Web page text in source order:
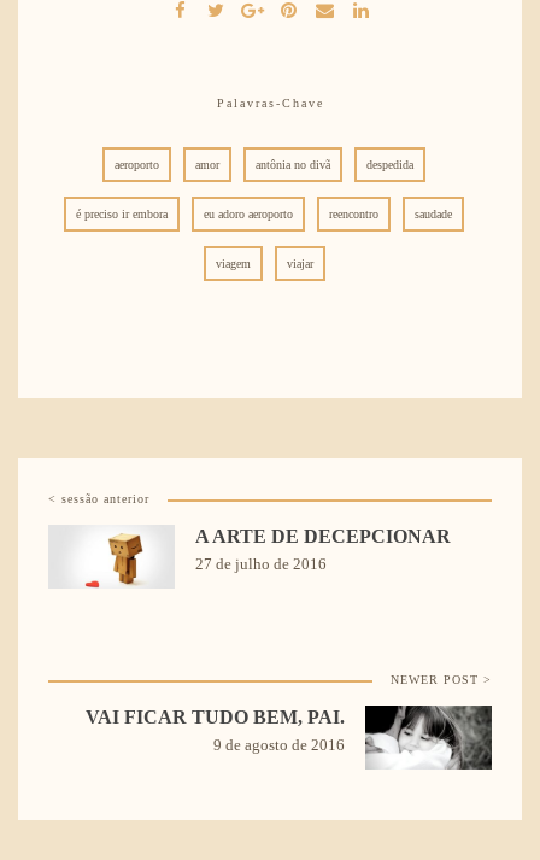
Palavras-Chave
aeroporto amor antônia no divã despedida
é preciso ir embora eu adoro aeroporto reencontro saudade
viagem viajar
< sessão anterior
A ARTE DE DECEPCIONAR
27 de julho de 2016
NEWER POST >
VAI FICAR TUDO BEM, PAI.
9 de agosto de 2016